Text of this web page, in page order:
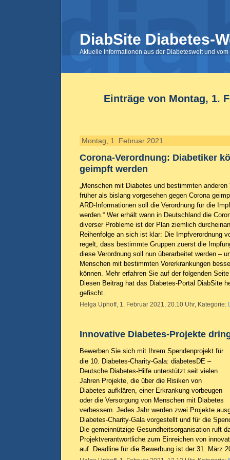
DiabSite Diabetes-
Aktuelle Informationen aus der Diabeteswelt und
Einträge von Montag, 1.
Montag, 1. Februar 2021
Corona-Verordnung: Diabetiker
geimpft werden
„Menschen mit Diabetes und bestimmten
früher als bislang vorgesehen gegen Corona
ARD-Informationen soll die Verordnung für die
werden.“ Wer erhält wann in Deutschland die
diverser Probleme ist der Plan ziemlich
Reihenfolge an sich ist klar: Die Impfverordnung
regelt, dass bestimmte Gruppen zuerst die
diese Verordnung soll nun überarbeitet werden –
Menschen mit bestimmten Vorerkrankungen
können. Mehr erfahren Sie auf der folgenden
Diesen Beitrag hat das Diabetes-Portal DiabSite
gefischt.
Helga Uphoff, 1. Februar 2021, 20.10 Uhr, Kategorie:
Innovative Diabetes-Projekte
Bewerben Sie sich mit Ihrem Spendenprojekt für
die 10. Diabetes-Charity-Gala: diabetesDE –
Deutsche Diabetes-Hilfe unterstützt seit vielen
Jahren Projekte, die über die Risiken von
Diabetes aufklären, einer Erkrankung vorbeugen
oder die Versorgung von Menschen mit Diabetes
verbessern. Jedes Jahr werden zwei Projekte
Diabetes-Charity-Gala vorgestellt und für die
Die gemeinnützige Gesundheitsorganisation ruft
Projektverantwortliche zum Einreichen von
auf. Deadline für die Bewerbung ist der 31. März